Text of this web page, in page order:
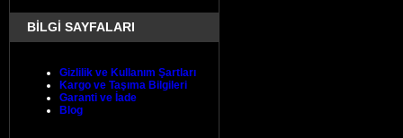
BİLGİ SAYFALARI
Gizlilik ve Kullanım Şartları
Kargo ve Taşıma Bilgileri
Garanti ve İade
Blog